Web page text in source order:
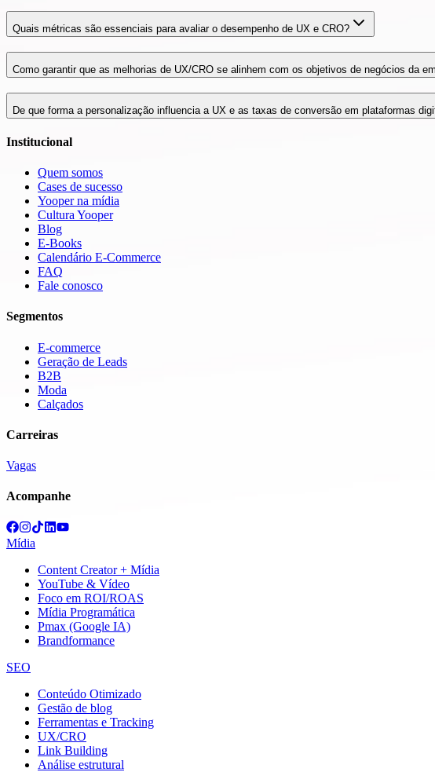
Quais métricas são essenciais para avaliar o desempenho de UX e CRO?
Como garantir que as melhorias de UX/CRO se alinhem com os objetivos de negócios da
De que forma a personalização influencia a UX e as taxas de conversão em plataformas
Institucional
Quem somos
Cases de sucesso
Yooper na mídia
Cultura Yooper
Blog
E-Books
Calendário E-Commerce
FAQ
Fale conosco
Segmentos
E-commerce
Geração de Leads
B2B
Moda
Calçados
Carreiras
Vagas
Acompanhe
Mídia
Content Creator + Mídia
YouTube & Vídeo
Foco em ROI/ROAS
Mídia Programática
Pmax (Google IA)
Brandformance
SEO
Conteúdo Otimizado
Gestão de blog
Ferramentas e Tracking
UX/CRO
Link Building
Análise estrutural